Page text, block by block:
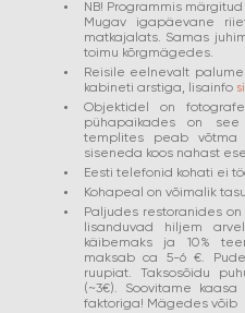
NB! Programmis
Mugav igapäevane
matkajalats. Samas
toimu kõrgmägedes.
Reisile eelnevalt
kabineti arstiga, lisainfo
Objektidel on
pühapaikades on
templites peab
siseneda koos nahast
Eesti telefonid kohati ei
Kohapeal on võimalik
Paljudes restoranides
lisanduvad hiljem
käibemaks ja 10%
maksab ca 5-6 €.
ruupiat. Taksosõidu
(~3€). Soovitame
faktoriga! Mägedes võib